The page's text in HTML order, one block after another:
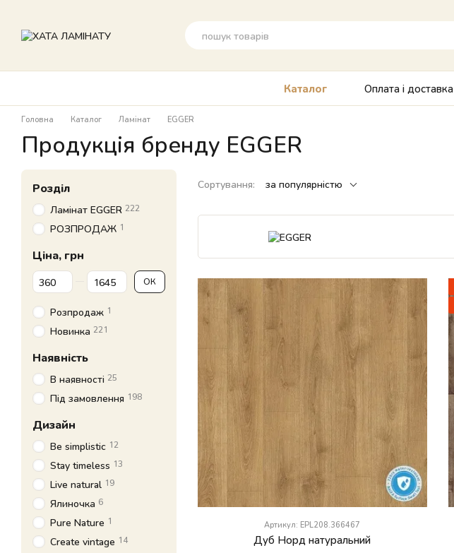
Каталог Оплата і доставка
Головна Каталог Ламінат EGGER
Продукція бренду EGGER
Сортування: за популярністю
Артикул: EPL208.366467
Дуб Норд натуральний
Розділ
Ламінат EGGER 222
РОЗПРОДАЖ 1
Ціна, грн
Від Ціна, грн
До Ціна, грн ОК
Розпродаж 1
Новинка 221
Наявність
В наявності 25
Під замовлення 198
Дизайн
Be simplistic 12
Stay timeless 13
Live natural 19
Ялиночка 6
Pure Nature 1
Create vintage 14